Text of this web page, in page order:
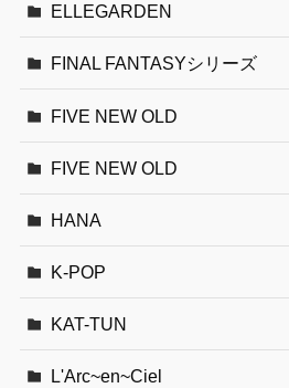
ELLEGARDEN
FINAL FANTASYシリーズ
FIVE NEW OLD
FIVE NEW OLD
HANA
K-POP
KAT-TUN
L'Arc~en~Ciel